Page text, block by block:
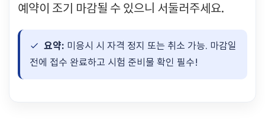
예약이 조기 마감될 수 있으니 서둘러주세요.
요약: 미응시 시 자격 정지 또는 취소 가능. 마감일
전에 접수 완료하고 시험 준비물 확인 필수!